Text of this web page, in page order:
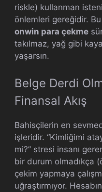
riskle) kullanman
önlemleri gereğidir.
onwin para çekme
takılmaz, yağ gibi
yaşarsın.
Belge Derdi
Finansal Akış
Bahisçilerin en
işleridir. “Kimliğimi
mi?” stresi insanı
bir durum olmadıkça
çekim yapmaya
uğraştırmıyor.